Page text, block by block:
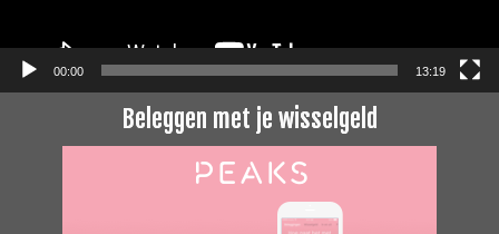
00:00 13:19
Beleggen met je wisselgeld